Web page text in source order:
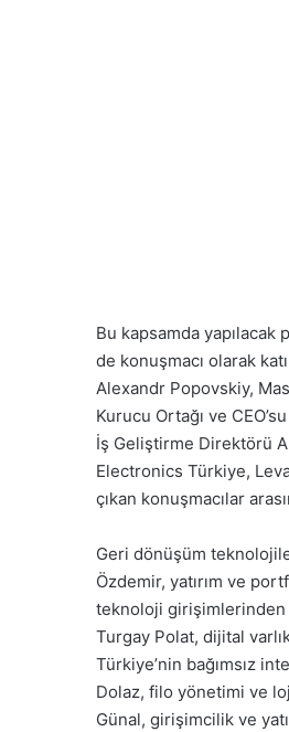
Bu kapsamda
de konuşmacı olarak
Alexandr Popovskiy,
Kurucu Ortağı ve
İş Geliştirme Direktörü
Electronics Türkiye,
çıkan konuşmacılar
Geri dönüşüm
Özdemir, yatırım ve
teknoloji girişimlerinden
Turgay Polat, dijital
Türkiye’nin bağımsız
Dolaz, filo yönetimi ve
Günal, girişimcilik ve